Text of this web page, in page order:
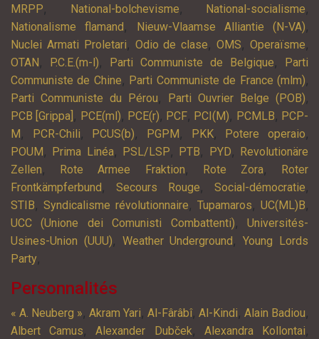
MRPP, National-bolchevisme, National-socialisme,
Nationalisme flamand , Nieuw-Vlaamse Alliantie (N-VA),
Nuclei Armati Proletari, Odio de clase,OMS,Operaïsme,
OTAN , P.C.E.(m-l), Parti Communiste de Belgique,
Parti
Communiste de Chine, Parti Communiste de France (mlm),
Parti Communiste du Pérou, Parti Ouvrier Belge (POB),
PCB [Grippa] , PCE(ml), PCE(r), PCF, PCI(M), PCMLB, PCP-
M , PCR-Chili, PCUS(b), PGPM , PKK, Potere operaio,
POUM , Prima Linéa, PSL/LSP, PTB, PYD,
Revolutionäre
Zellen, Rote Armee Fraktion, Rote Zora,
Roter
Frontkämpferbund , Secours Rouge, Social-démocratie,
STIB, Syndicalisme révolutionnaire, Tupamaros, UC(ML)B,
UCC (Unione dei Comunisti Combattenti),Universités-
Usines-Union (UUU), Weather Underground ,Young Lords
Party,
Personnalités
« A. Neuberg », Akram Yari, Al-Fârâbî, Al-Kindi, Alain Badiou,
Albert Camus,Alexander Dubček, Alexandra Kollontai,